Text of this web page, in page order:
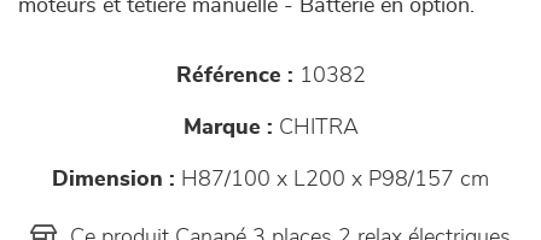
moteurs et têtière manuelle - Batterie en option.
Référence : 10382
Marque : CHITRA
Dimension : H87/100 x L200 x P98/157 cm